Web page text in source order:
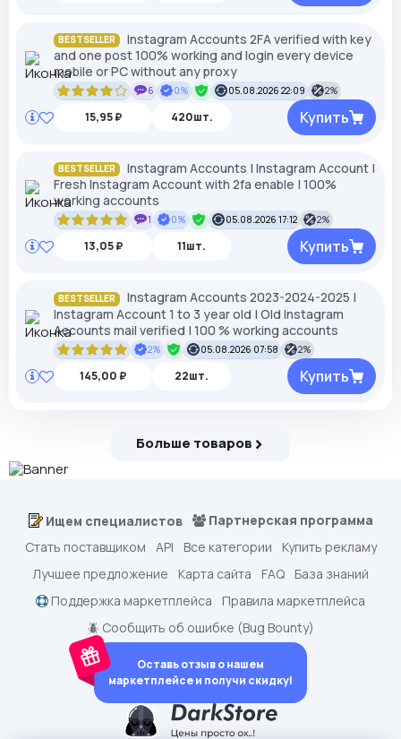
BESTSELLER
Instagram Accounts 2FA verified with key
and one post 100% working and login every device
mobile or PC without any proxy
6 0% 05.08.2026 22:09 2%
15,95 ₽ 420шт. Купить
BESTSELLER
Instagram Accounts | Instagram Account |
Fresh Instagram Account with 2fa enable | 100%
working accounts
1 0% 05.08.2026 17:12 2%
13,05 ₽ 11шт. Купить
BESTSELLER
Instagram Accounts 2023-2024-2025 |
Instagram Account 1 to 3 year old | Old Instagram
Accounts mail verified | 100 % working accounts
2% 05.08.2026 07:58 2%
145,00 ₽ 22шт. Купить
Больше товаров
Ищем специалистов
Партнерская программа
Стать поставщиком
API Все категории
Купить рекламу
Лучшее предложение
Карта сайта FAQ
База знаний
Поддержка маркетплейса
Правила маркетплейса
🪲 Сообщить об ошибке (Bug Bounty)
Оставь отзыв о нашем
маркетплейсе и получи скидку!